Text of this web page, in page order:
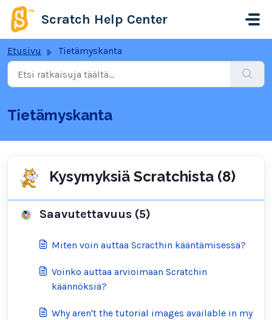
Siirry pääsisältöön
Scratch Help Center
Etusivu Tietämyskanta
Tietämyskanta
Kysymyksiä Scratchista (8)
Saavutettavuus (5)
Miten voin auttaa Scracthin kääntämisessä?
Voinko auttaa arvioimaan Scratchin
käännöksiä?
Why aren't the tutorial images available in my